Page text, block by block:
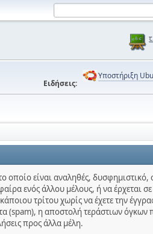
Ειδήσεις:
Υποστήριξη
οποίο είναι αναληθές,
ενός άλλου μέλους, ή να έρχεται
τρίτου χωρίς να έχετε την
(spam), η αποστολή τεράστιων
προς άλλα μέλη.